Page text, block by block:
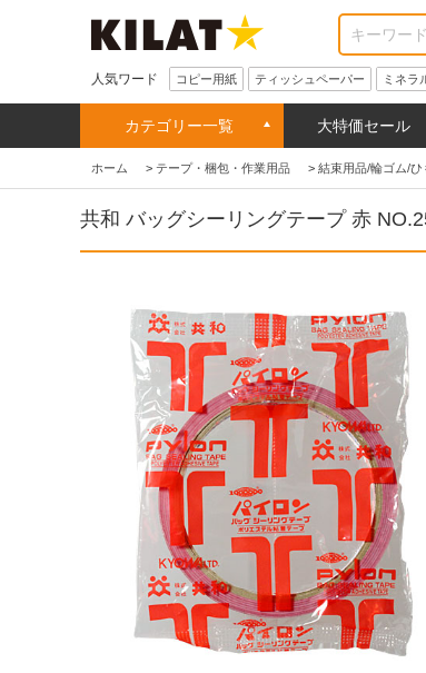
人気ワード コピー用紙 ティッシュペーパー ミネラ
カテゴリー一覧 大特価セール
ホーム > テープ・梱包・作業用品 > 結束用品/輪ゴム/ひ
共和 バッグシーリングテープ 赤